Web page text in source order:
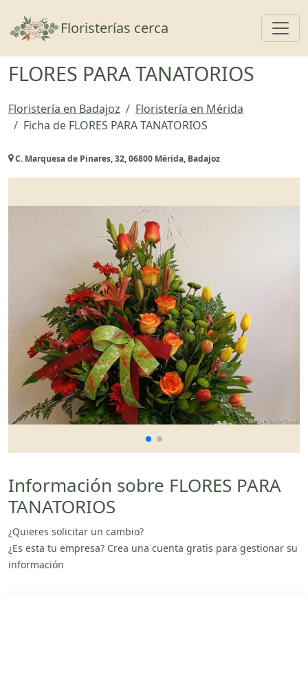
Floristerías cerca
FLORES PARA TANATORIOS
Floristería en Badajoz
Floristería en Mérida
Ficha de FLORES PARA TANATORIOS
C. Marquesa de Pinares, 32, 06800 Mérida, Badajoz
Información sobre FLORES PARA
TANATORIOS
¿Quieres solicitar un cambio?
¿Es esta tu empresa? Crea una cuenta gratis para gestionar su
información